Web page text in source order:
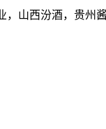
山西汾酒，贵州